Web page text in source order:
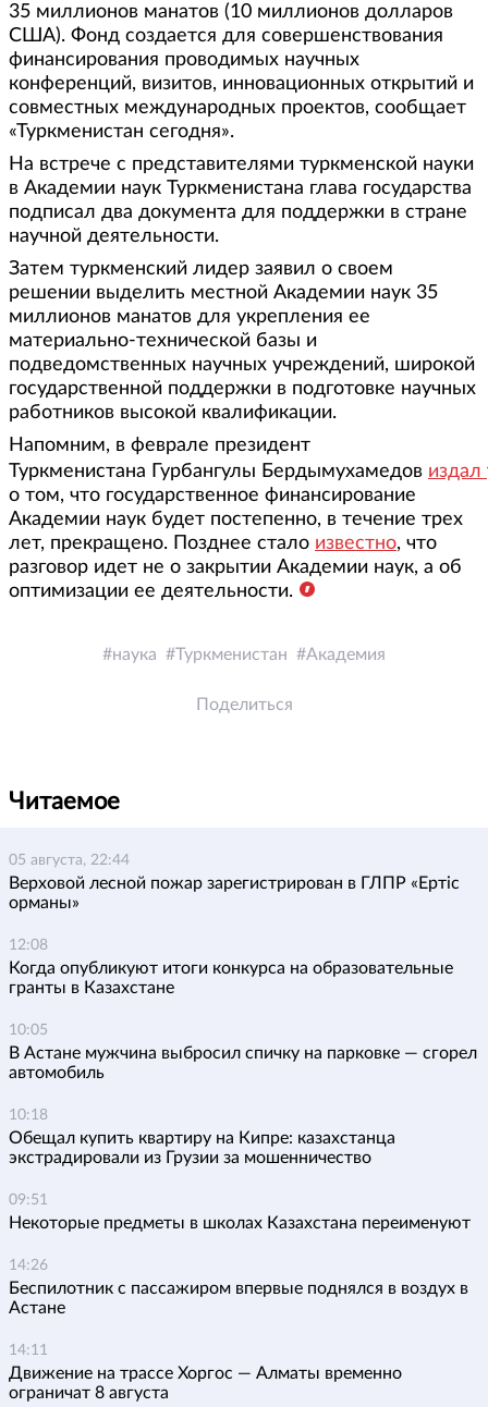
35 миллионов манатов (10 миллионов долларов
США). Фонд создается для совершенствования
финансирования проводимых научных
конференций, визитов, инновационных открытий и
совместных международных проектов, сообщает
«Туркменистан сегодня».
На встрече с представителями туркменской науки
в Академии наук Туркменистана глава государства
подписал два документа для поддержки в стране
научной деятельности.
Затем туркменский лидер заявил о своем
решении выделить местной Академии наук 35
миллионов манатов для укрепления ее
материально-технической базы и
подведомственных научных учреждений, широкой
государственной поддержки в подготовке научных
работников высокой квалификации.
Напомним, в феврале президент
Туркменистана Гурбангулы Бердымухамедов издал
о том, что государственное финансирование
Академии наук будет постепенно, в течение трех
лет, прекращено. Позднее стало известно, что
разговор идет не о закрытии Академии наук, а об
оптимизации ее деятельности.
наука Туркменистан Академия
Поделиться
Читаемое
05 августа, 22:44
Верховой лесной пожар зарегистрирован в ГЛПР «Ертіс
орманы»
12:08
Когда опубликуют итоги конкурса на образовательные
гранты в Казахстане
10:05
В Астане мужчина выбросил спичку на парковке — сгорел
автомобиль
10:18
Обещал купить квартиру на Кипре: казахстанца
экстрадировали из Грузии за мошенничество
09:51
Некоторые предметы в школах Казахстана переименуют
14:26
Беспилотник с пассажиром впервые поднялся в воздух в
Астане
14:11
Движение на трассе Хоргос — Алматы временно
ограничат 8 августа